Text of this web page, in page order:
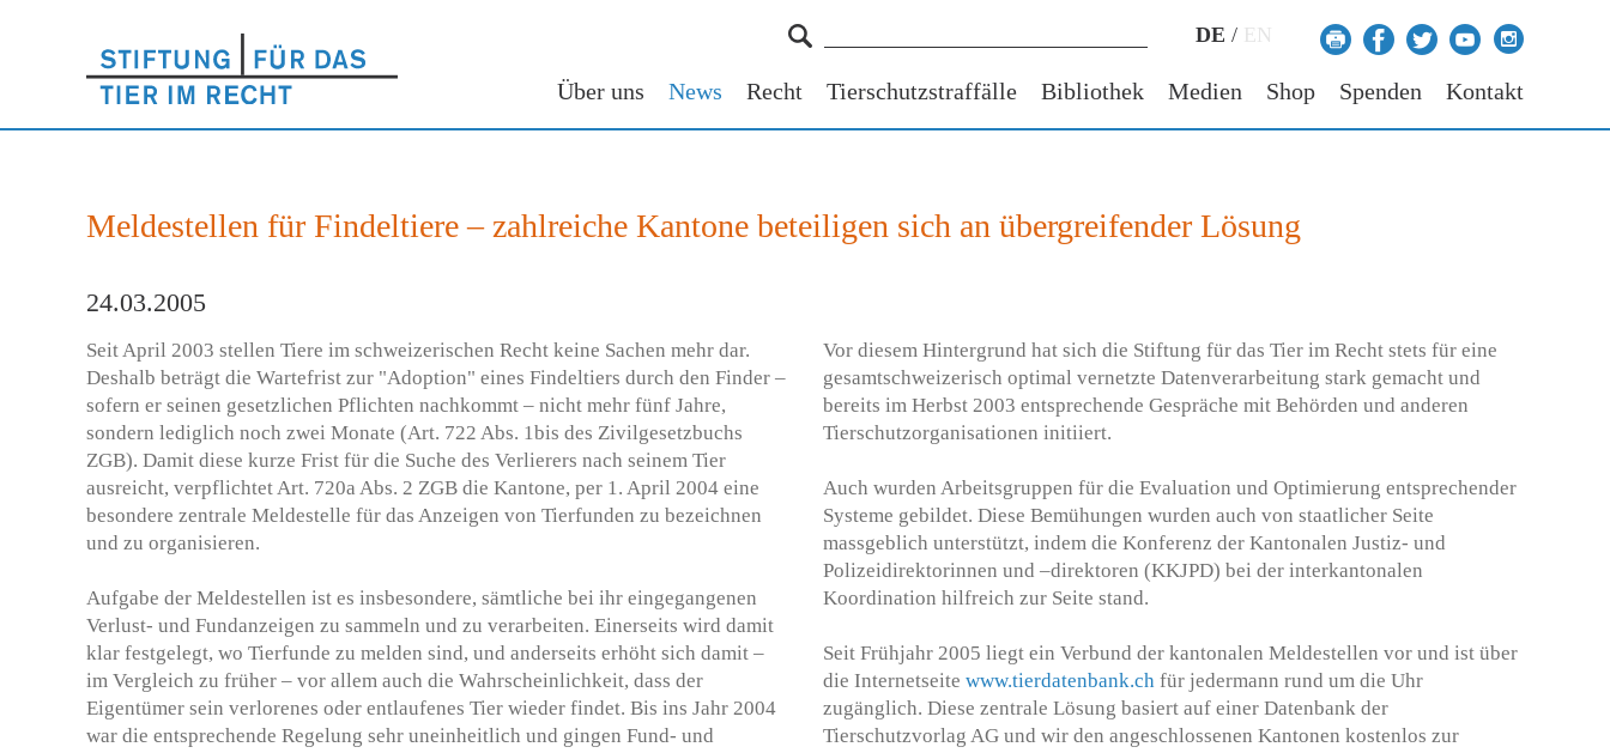
DE / EN
Über uns News Recht Tierschutzstraffälle Bibliothek Medien Shop Spenden Kontakt
Meldestellen für Findeltiere – zahlreiche Kantone beteiligen sich an übergreifender Lösung
24.03.2005
Seit April 2003 stellen Tiere im schweizerischen Recht keine Sachen mehr dar.
Deshalb beträgt die Wartefrist zur "Adoption" eines Findeltiers durch den Finder –
sofern er seinen gesetzlichen Pflichten nachkommt – nicht mehr fünf Jahre,
sondern lediglich noch zwei Monate (Art. 722 Abs. 1bis des Zivilgesetzbuchs
ZGB). Damit diese kurze Frist für die Suche des Verlierers nach seinem Tier
ausreicht, verpflichtet Art. 720a Abs. 2 ZGB die Kantone, per 1. April 2004 eine
besondere zentrale Meldestelle für das Anzeigen von Tierfunden zu bezeichnen
und zu organisieren.
Aufgabe der Meldestellen ist es insbesondere, sämtliche bei ihr eingegangenen
Verlust- und Fundanzeigen zu sammeln und zu verarbeiten. Einerseits wird damit
klar festgelegt, wo Tierfunde zu melden sind, und anderseits erhöht sich damit –
im Vergleich zu früher – vor allem auch die Wahrscheinlichkeit, dass der
Eigentümer sein verlorenes oder entlaufenes Tier wieder findet. Bis ins Jahr 2004
war die entsprechende Regelung sehr uneinheitlich und gingen Fund- und
Vor diesem Hintergrund hat sich die Stiftung für das Tier im Recht stets für eine
gesamtschweizerisch optimal vernetzte Datenverarbeitung stark gemacht und
bereits im Herbst 2003 entsprechende Gespräche mit Behörden und anderen
Tierschutzorganisationen initiiert.
Auch wurden Arbeitsgruppen für die Evaluation und Optimierung entsprechender
Systeme gebildet. Diese Bemühungen wurden auch von staatlicher Seite
massgeblich unterstützt, indem die Konferenz der Kantonalen Justiz- und
Polizeidirektorinnen und –direktoren (KKJPD) bei der interkantonalen
Koordination hilfreich zur Seite stand.
Seit Frühjahr 2005 liegt ein Verbund der kantonalen Meldestellen vor und ist über
die Internetseite www.tierdatenbank.ch für jedermann rund um die Uhr
zugänglich. Diese zentrale Lösung basiert auf einer Datenbank der
Tierschutzvorlag AG und wir den angeschlossenen Kantonen kostenlos zur